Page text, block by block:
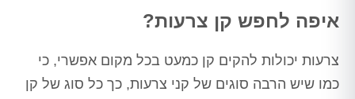
איפה לחפש קן צרעות?
צרעות יכולות להקים קן כמעט בכל מקום אפשרי, כי
כמו שיש הרבה סוגים של קני צרעות, כך כל סוג של קן